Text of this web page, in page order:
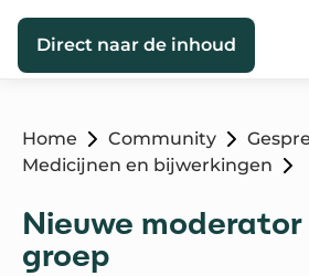
Direct naar de inhoud
Home Community
Medicijnen en bijwerkingen
Nieuwe moderator
groep